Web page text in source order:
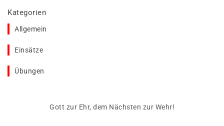
Kategorien
Allgemein
Einsätze
Übungen
Gott zur Ehr, dem Nächsten zur Wehr!